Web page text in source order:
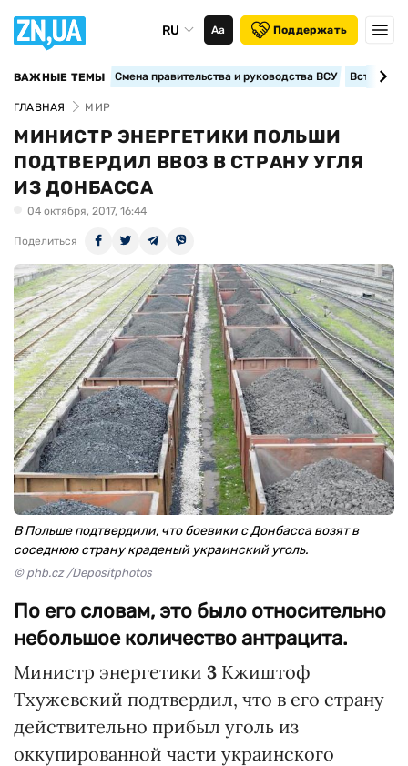
RU Аа Поддержать
ВАЖНЫЕ ТЕМЫ Смена правительства и руководства ВСУ
ГЛАВНАЯ МИР
МИНИСТР ЭНЕРГЕТИКИ ПОЛЬШИ
ПОДТВЕРДИЛ ВВОЗ В СТРАНУ УГЛЯ
ИЗ ДОНБАССА
04 октября, 2017, 16:44
Поделиться
В Польше подтвердили, что боевики с Донбасса возят в
соседнюю страну краденый украинский уголь.
© phb.cz /Depositphotos
По его словам, это было относительно
небольшое количество антрацита.
Министр энергетики 3 Кжиштоф
Тхужевский подтвердил, что в его страну
действительно прибыл уголь из
оккупированной части украинского